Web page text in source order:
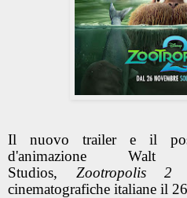
Il nuovo trailer e il
d'animazione Walt
Studios, Zootropolis 2
cinematografiche italiane il